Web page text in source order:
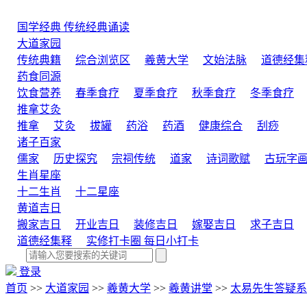
国学经典 传统经典诵读
大道家园
传统典籍
综合浏览区 羲黄大学 文始法脉
道德经集
药食同源
饮食营养
春季食疗 夏季食疗 秋季食疗 冬季食疗
推拿艾灸
推拿
艾灸 拔罐 药浴 药酒 健康综合
刮痧
诸子百家
儒家
历史探究 宗祠传统 道家 诗词歌赋 古玩字画
生肖星座
十二生肖
十二星座
黄道吉日
搬家吉日
开业吉日 装修吉日 嫁娶吉日
求子吉日
道德经集释
实修打卡圈 每日小打卡
登录
首页 >> 大道家园 >> 羲黄大学 >> 羲黄讲堂 >> 太易先生答疑系